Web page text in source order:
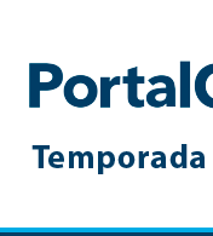
content